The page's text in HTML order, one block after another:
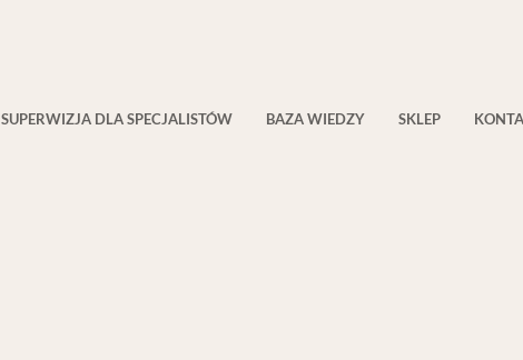
SUPERWIZJA DLA SPECJALISTÓW BAZA WIEDZY SKLEP